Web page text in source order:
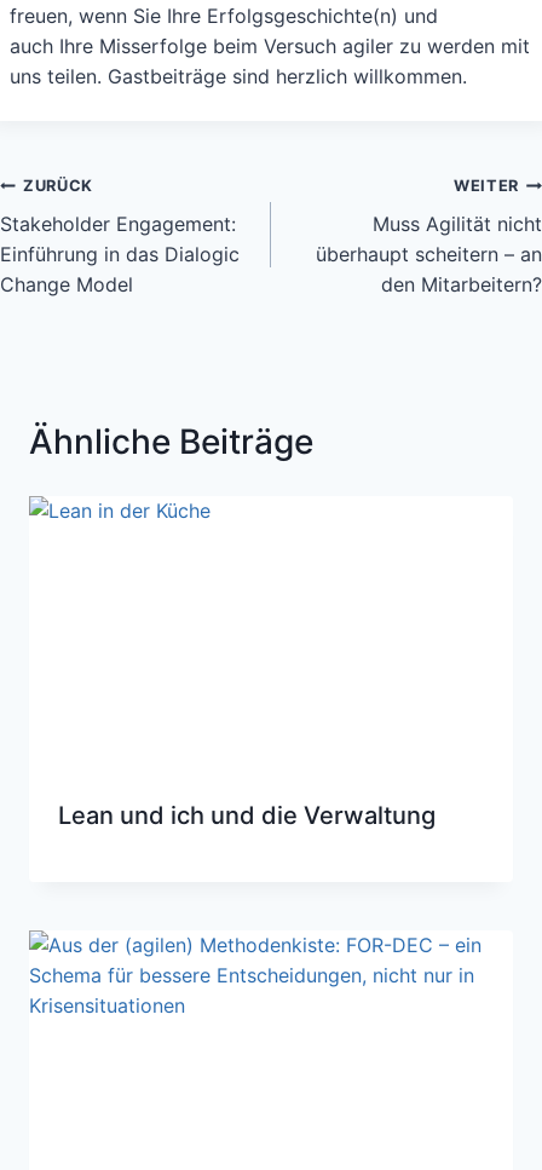
freuen, wenn Sie Ihre Erfolgsgeschichte(n) und
auch Ihre Misserfolge beim Versuch agiler zu werden mit
uns teilen. Gastbeiträge sind herzlich willkommen.
Beitragsnavigation
ZURÜCK
Stakeholder Engagement:
Einführung in das Dialogic
Change Model
WEITER
Muss Agilität nicht
überhaupt scheitern – an
den Mitarbeitern?
Ähnliche Beiträge
Lean und ich und die Verwaltung